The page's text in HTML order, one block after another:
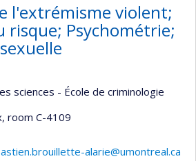
l'extrémisme violent;
risque; Psychométrie;
sciences - École de criminologie
, room C-4109
alarie@umontreal.ca